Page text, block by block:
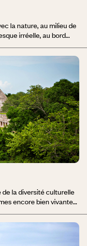
la nature, au milieu de
irréelle, au bord
de tous les
paradisiaques,
des sierras
Isla Espiritu Santo,
qui font rêver, des noms
Californie les amoureux
de la fabuleuse mer de
des baleines et
de la diversité culturelle
encore bien vivantes
de Lacanja dans la
descendants des
civilisation. Palenque,